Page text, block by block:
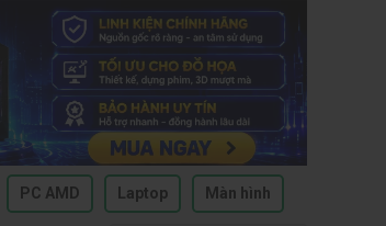
PC AMD Laptop Màn hình